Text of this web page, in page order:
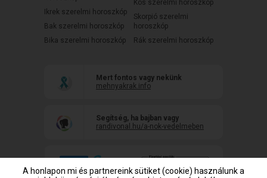
Ikrek szerelmi horoszkóp
Bak szerelmi horoszkóp
Bika szerelmi horoszkóp
Kos szerelmi horoszkóp
Skorpió szerelmi
horoszkóp
Rák szerelmi horoszkóp
Mert fontos vagy nekünk
mehnyakrak.info
Segítség, ha bajban vagy
randivonal.hu/a-nok-vedelmeben
A honlapon mi és partnereink sütiket (cookie) használunk a